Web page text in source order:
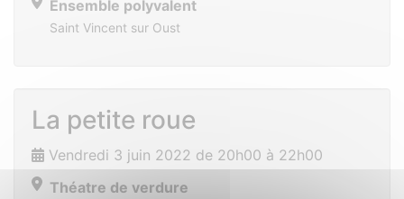
Ensemble polyvalent
Saint Vincent sur Oust
La petite roue
Vendredi 3 juin 2022 de 20h00 à 22h00
Théatre de verdure